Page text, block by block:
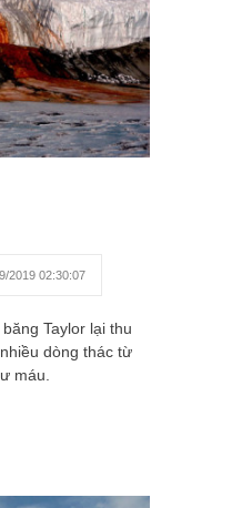
2019 02:30:07
Taylor lại thu
dòng thác từ
máu.